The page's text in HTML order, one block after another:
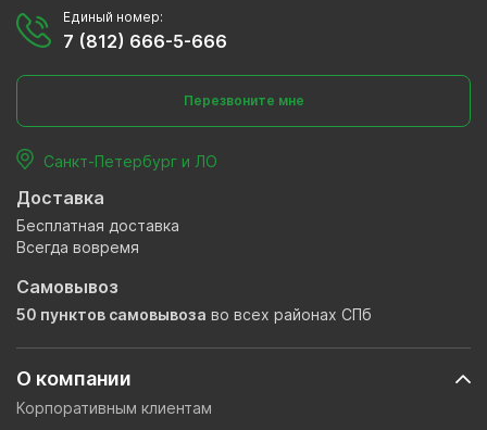
О компании
Корпоративным клиентам
Единый номер:
7 (812) 666-5-666
Перезвоните мне
Санкт-Петербург и ЛО
Доставка
Бесплатная доставка
Всегда вовремя
Самовывоз
50 пунктов самовывоза во всех районах СПб